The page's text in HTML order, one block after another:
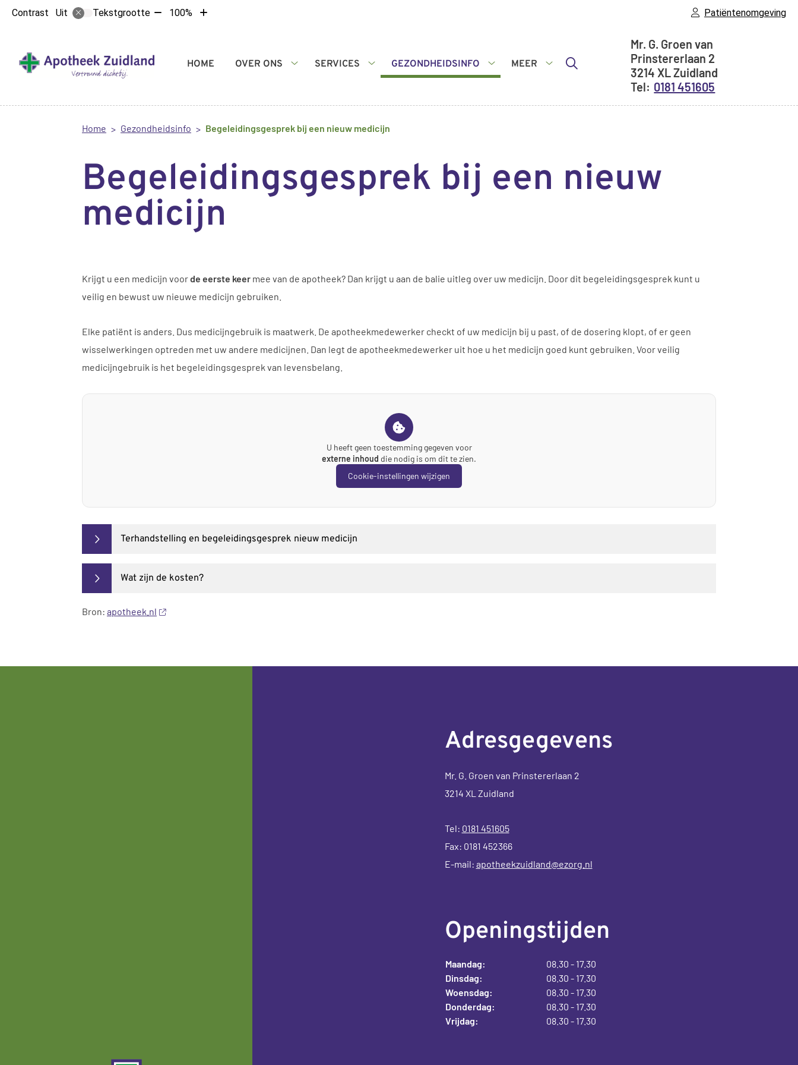
Contrast Uit Tekstgrootte Tekst100%
Tekst
Patiëntenomgeving
Hoofdmenu
HOME
OVER ONS
SERVICES
Services
GEZONDHEIDSINFO
Gezondheidsinfo
MEER
Adresgegevens
Mr. G. Groen van
Prinstererlaan 2
3214 XLZuidland
0181 451605
Home Gezondheidsinfo Begeleidingsgesprek bij een nieuw medicijn
Begeleidingsgesprek bij een nieuw
medicijn
Krijgt u een medicijn voorde eerste keer mee van de apotheek? Dan krijgt u aan de balie uitleg over uw medicijn. Door dit begeleidingsgesprek kunt u
veilig en bewust uw nieuwe medicijn gebruiken.
Elke patiënt is anders. Dus medicijngebruik is maatwerk. De apotheekmedewerker checkt of uw medicijn bij u past, of de dosering klopt, of er geen
wisselwerkingen optreden met uw andere medicijnen. Dan legt de apotheekmedewerker uit hoe u het medicijn goed kunt gebruiken. Voor veilig
medicijngebruik is het begeleidingsgesprek van levensbelang.
U heeft geen toestemming gegeven voor
externe inhoud die nodig is om dit te zien.
Cookie-instellingen wijzigen
Terhandstelling en begeleidingsgesprek nieuw medicijn
Wat zijn de kosten?
Bron: apotheek.nl
Adresgegevens
Mr. G. Groen van Prinstererlaan 2
3214 XL Zuidland
Tel: 0181 451605
Fax: 0181 452366
E-mail: apotheekzuidland@ezorg.nl
Openingstijden
Maandag:
08.30 - 17.30
Dinsdag:
08.30 - 17.30
Woensdag:
08.30 - 17.30
Donderdag:
08.30 - 17.30
Vrijdag:
08.30 - 17.30